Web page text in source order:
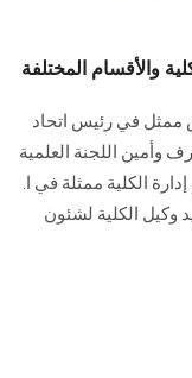
والأقسام المختلفة
ممثل في رئيس اتحاد
اللجنة العلمية
الكلية ممثلة في ا.
وكيل الكلية لشئون